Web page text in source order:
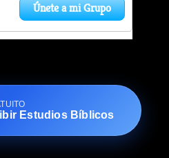
Estudios Bíblicos